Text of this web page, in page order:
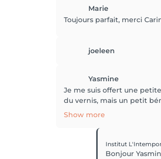
Marie
Toujours parfait, merci
joeleen
Yasmine
Je me suis offert une
du vernis, mais un petit
Show more
Institut
Bonjour